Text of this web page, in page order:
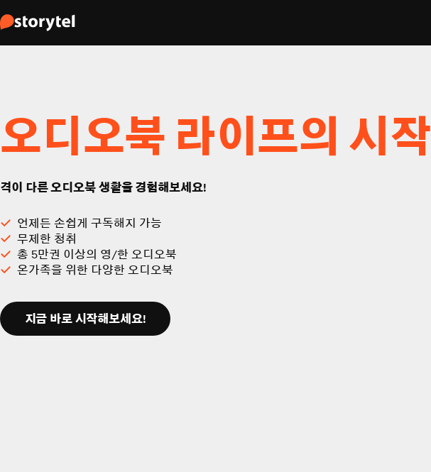
오디오북 라이프의 시작
격이 다른 오디오북 생활을 경험해보세요!
언제든 손쉽게 구독해지 가능
무제한 청취
총 5만권 이상의 영/한 오디오북
온가족을 위한 다양한 오디오북
지금 바로 시작해보세요!